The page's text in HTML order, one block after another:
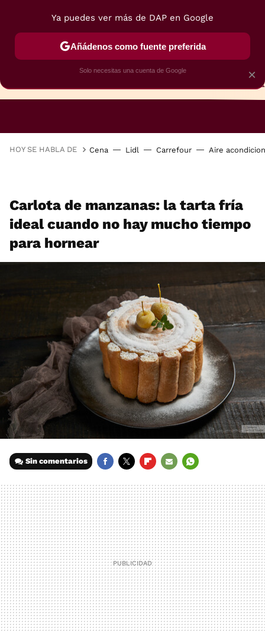
HOY SE HABLA DE Cena Lidl Carrefour Aire
Carlota de manzanas: la tarta fría
ideal cuando no hay mucho tiempo
para hornear
Sin comentarios
MAIL
×
Ya puedes ver más de DAP en Google
Añádenos como fuente preferida
Solo necesitas una cuenta de Google